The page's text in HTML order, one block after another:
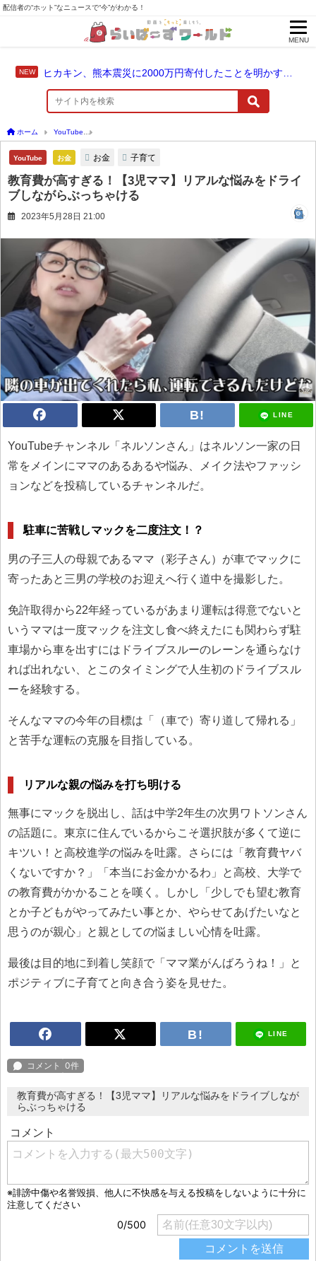
配信者の“ホット”なニュースで“今”がわかる！
MENU
ホーム YouTube
YouTube お金 お金 子育て
教育費が高すぎる！【3児ママ】リアルな悩みをドライ
ブしながらぶっちゃける
2023年5月28日 21:00
LINE
YouTubeチャンネル「ネルソンさん」はネルソン一家の日
常をメインにママのあるあるや悩み、メイク法やファッシ
ョンなどを投稿しているチャンネルだ。
駐車に苦戦しマックを二度注文！？
男の子三人の母親であるママ（彩子さん）が車でマックに
寄ったあと三男の学校のお迎えへ行く道中を撮影した。
免許取得から22年経っているがあまり運転は得意でないと
いうママは一度マックを注文し食べ終えたにも関わらず駐
車場から車を出すにはドライブスルーのレーンを通らなけ
れば出れない、とこのタイミングで人生初のドライブスル
ーを経験する。
そんなママの今年の目標は「（車で）寄り道して帰れる」
と苦手な運転の克服を目指している。
リアルな親の悩みを打ち明ける
無事にマックを脱出し、話は中学2年生の次男ワトソンさん
の話題に。東京に住んでいるからこそ選択肢が多くて逆に
キツい！と高校進学の悩みを吐露。さらには「教育費ヤバ
くないですか？」「本当にお金かかるわ」と高校、大学で
の教育費がかかることを嘆く。しかし「少しでも望む教育
とか子どもがやってみたい事とか、やらせてあげたいなと
思うのが親心」と親としての悩ましい心情を吐露。
最後は目的地に到着し笑顔で「ママ業がんばろうね！」と
ポジティブに子育てと向き合う姿を見せた。
LINE
教育費が高すぎる！【3児ママ】リアルな悩みをドライブしなが
らぶっちゃける